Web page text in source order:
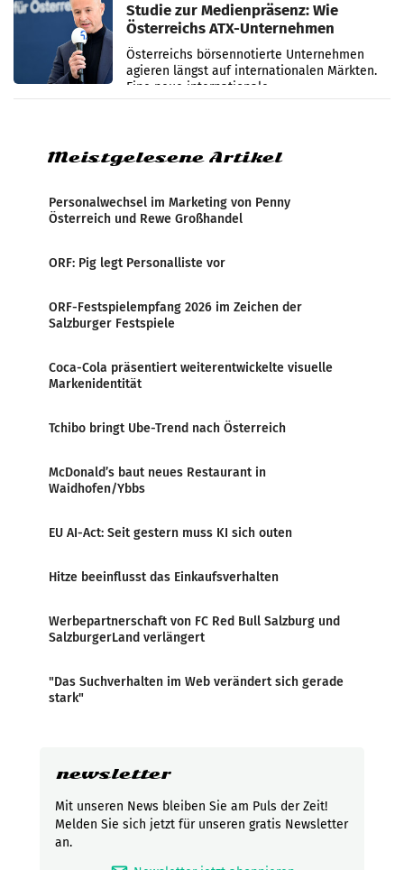
Studie zur Medienpräsenz: Wie
Österreichs ATX-Unternehmen
international wahrgenommen
werden
Österreichs börsennotierte Unternehmen
agieren längst auf internationalen Märkten.
Eine neue internationale
Medienresonanzanalyse untersucht die
Meistgelesene Artikel
Personalwechsel im Marketing von Penny
Österreich und Rewe Großhandel
ORF: Pig legt Personalliste vor
ORF-Festspielempfang 2026 im Zeichen der
Salzburger Festspiele
Coca-Cola präsentiert weiterentwickelte visuelle
Markenidentität
Tchibo bringt Ube-Trend nach Österreich
McDonald’s baut neues Restaurant in
Waidhofen/Ybbs
EU AI-Act: Seit gestern muss KI sich outen
Hitze beeinflusst das Einkaufsverhalten
Werbepartnerschaft von FC Red Bull Salzburg und
SalzburgerLand verlängert
"Das Suchverhalten im Web verändert sich gerade
stark"
newsletter
Mit unseren News bleiben Sie am Puls der Zeit!
Melden Sie sich jetzt für unseren gratis Newsletter
an.